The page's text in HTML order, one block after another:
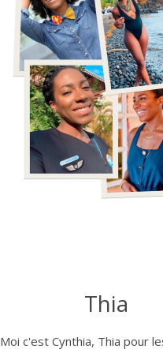
Thia
Moi c'est Cynthia, Thia pour